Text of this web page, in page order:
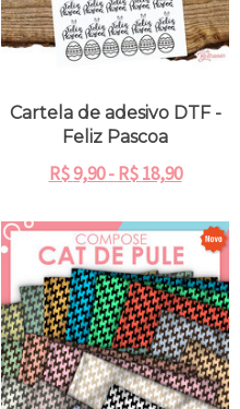
Cartela de adesivo DTF -
Feliz Pascoa
R$9,90 - R$18,90